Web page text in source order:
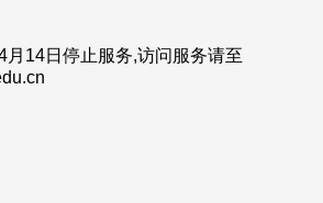
月14日停止服务,访问服务请至